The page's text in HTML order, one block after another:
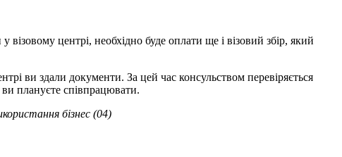
центрі, необхідно буде оплати ще і візовий збір, який
ви здали документи. За цей час консульством перевіряється
плануєте співпрацювати.
бізнес (04)